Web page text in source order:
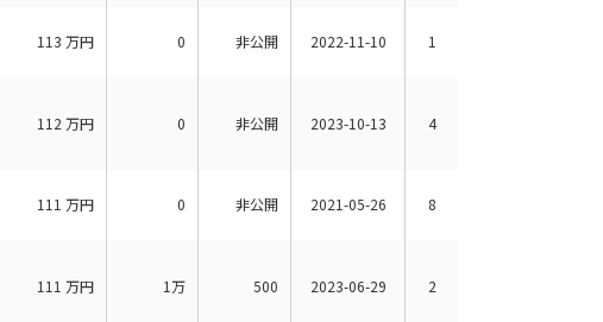
113 万円 0 非公開 2022-11-10 1
112 万円 0 非公開 2023-10-13 4
111 万円 0 非公開 2021-05-26 8
111 万円 1万 500 2023-06-29 2